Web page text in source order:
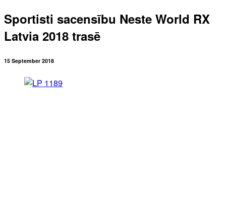
Sportisti sacensību Neste World RX
Latvia 2018 trasē
15 September 2018